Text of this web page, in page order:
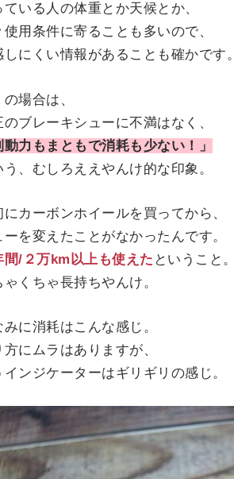
ている人の体重とか天候とか、
使用条件に寄ることも多いので、
しにくい情報があることも確かです
場合は、
のブレーキシューに不満はなく、
動力もまともで消耗も少ない！」
う、むしろええやんけ的な印象。
にカーボンホイールを買ってから、
ーを変えたことがなかったんです。
間/２万km以上も使えた ということ
ゃくちゃ長持ちやんけ。
みに消耗はこんな感じ。
方にムラはありますが、
インジケーターはギリギリの感じ。